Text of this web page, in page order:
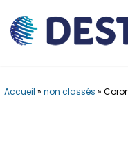
Accueil » non classés »